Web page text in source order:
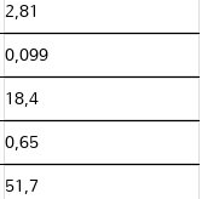
2,81
0,099
18,4
0,65
51,7